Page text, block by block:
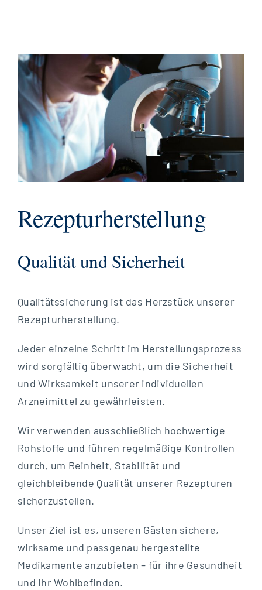
Rezepturherstellung
Qualität und Sicherheit
Qualitätssicherung ist das Herzstück unserer
Rezepturherstellung.
Jeder einzelne Schritt im Herstellungsprozess
wird sorgfältig überwacht, um die Sicherheit
und Wirksamkeit unserer individuellen
Arzneimittel zu gewährleisten.
Wir verwenden ausschließlich hochwertige
Rohstoffe und führen regelmäßige Kontrollen
durch, um Reinheit, Stabilität und
gleichbleibende Qualität unserer Rezepturen
sicherzustellen.
Unser Ziel ist es, unseren Gästen sichere,
wirksame und passgenau hergestellte
Medikamente anzubieten – für ihre Gesundheit
und ihr Wohlbefinden.